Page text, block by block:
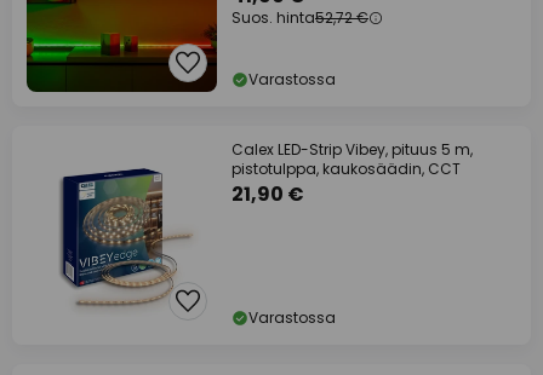
Suos. hinta52,72 €
Varastossa
Calex LED-Strip Vibey, pituus 5 m,
pistotulppa, kaukosäädin, CCT
21,90 €
Varastossa